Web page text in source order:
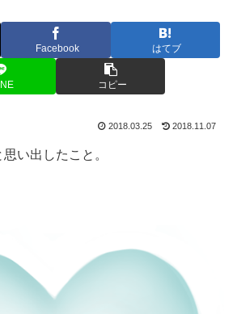
Facebook はてブ
コピー
2018.03.25 2018.11.07
い出したこと。